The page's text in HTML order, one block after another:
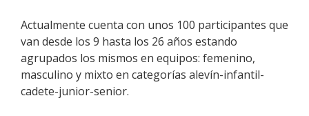
Actualmente cuenta con unos 100 participantes que
van desde los 9 hasta los 26 años estando
agrupados los mismos en equipos: femenino,
masculino y mixto en categorías alevín-infantil-
cadete-junior-senior.